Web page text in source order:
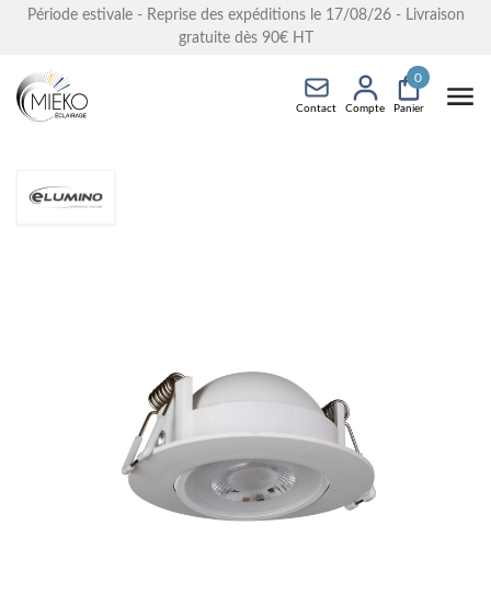
Période estivale - Reprise des expéditions le 17/08/26 - Livraison
gratuite dès 90€ HT
Contact Compte Panier
0